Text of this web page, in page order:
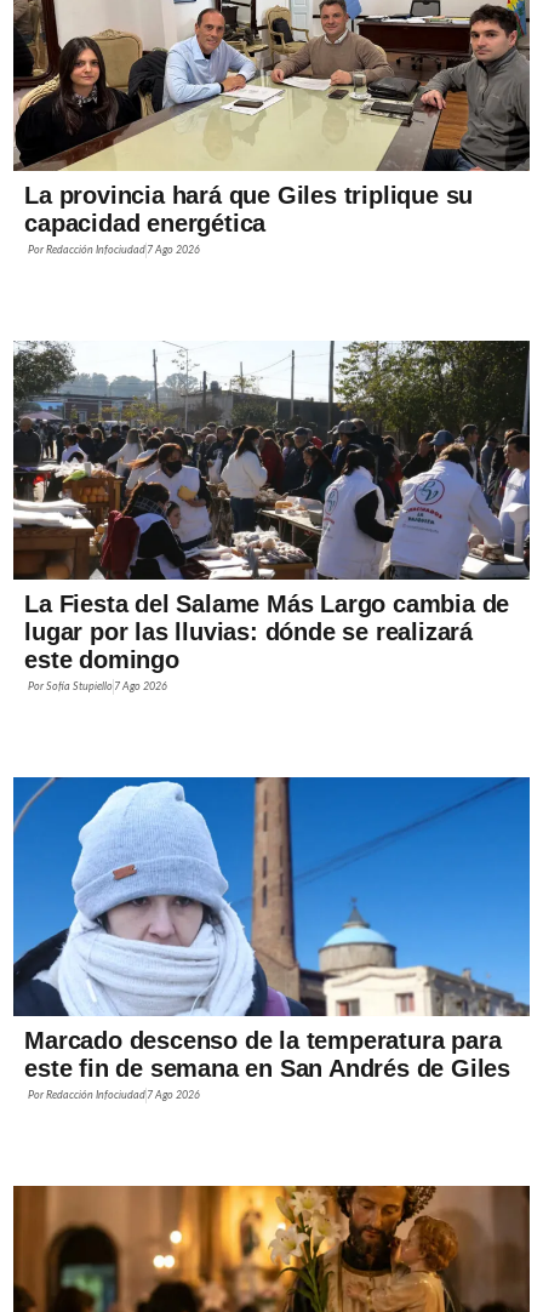
La provincia hará que Giles triplique su
capacidad energética
PorRedacción Infociudad 7 Ago 2026
La Fiesta del Salame Más Largo cambia de
lugar por las lluvias: dónde se realizará
este domingo
PorSofía Stupiello 7 Ago 2026
Marcado descenso de la temperatura para
este fin de semana en San Andrés de Giles
PorRedacción Infociudad 7 Ago 2026